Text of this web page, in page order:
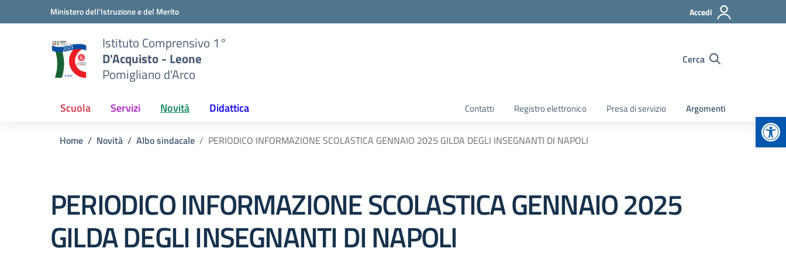
Vai ai contenuti
Vai al menu di navigazioneMinistero dell'Istruzione e del Merito Accedi
Istituto Comprensivo 1°
D'Acquisto - Leone
Pomigliano d'Arco
Cerca
Scuola Servizi Novità Didattica Contatti Registro elettronico Presa di servizio Argomenti
Home Novità Albo sindacale PERIODICO INFORMAZIONE SCOLASTICA GENNAIO 2025 GILDA DEGLI INSEGNANTI DI NAPOLI
PERIODICO INFORMAZIONE SCOLASTICA GENNAIO 2025
GILDA DEGLI INSEGNANTI DI NAPOLI